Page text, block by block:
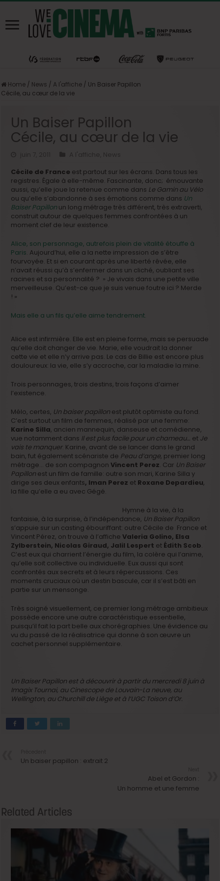
Home / News / A l'affiche / Un Baiser Papillon
Cécile, au cœur de la vie
Un Baiser Papillon
Cécile, au cœur de la vie
A l'affiche News
Cécile de France est partout sur les écrans. Dans tous les
registres. Égale à elle-même. Fascinante, donc; émouvante
aussi, qu’elle joue la retenue comme dans Le Gamin au Vélo
ou qu’elle s’abandonne à ses émotions comme dans Un
Baiser Papillonun long métrage très différent, très extraverti,
construit autour de quelques femmes confrontées à un
moment clef de leur existence.
Alice, son personnage, autrefois plein de vitalité étouffe à
Paris. Aujourd’hui, elle a la nette impression de s’être
fourvoyée. Et si en courant après une liberté rêvée, elle
n’avait réussi qu’à s’enfermer dans un cliché, oubliant ses
racines et sa personnalité ? » Je vivais dans une petite ville
merveilleuse. Qu’est-ce que je suis venue foutre ici ? Merde
! »
Mais elle a un fils qu’elle aime tendrement.
Alice est infirmière. Elle est en pleine forme, mais se persuade
qu’elle doit changer de vie. Marie, elle voudrait la donner
cette vie et elle n’y arrive pas. Le cas de Billie est encore plus
douloureux: la vie, elle s’y accroche, car la maladie la mine.
Trois personnages, trois destins, trois façons d’aimer
l’existence.
Mélo, certes, Un baiser papillon est plutôt optimiste au fond.
C’est surtout un film de femmes, réalisé par une femme:
Karine Silla, ancien mannequin, danseuse et comédienne,
vue notamment dans Il est plus facile pour un chameau… et Je
vais te manquer. Karine, avant de se lancer dans le grand
bain, fut également scénariste de Peau d’ange, premier long
métrage… de son compagnonVincent Perez. Car Un Baiser
Papillon est un film de famille: outre son mari, Karine Silla y
dirige ses deux enfants, Iman Perez et Roxane Depardieu,
la fille qu’elle a eu avec Gégé.
Hymne à la vie, à la
fantaisie, à la surprise, à l’indépendance, Un Baiser Papillon
s’appuie sur un casting ébouriffant: outre Cécile de France et
Vincent Pérez, on trouve à l’afficheValeria Golino, Elsa
Zylberstein, Nicolas Giraud, Jalil Lespert et Édith Scob.
C’est eux qui charrient l’énergie du film, la colère qui l’anime,
qu’elle soit collective ou individuelle. Eux aussi qui sont
confrontés aux secrets et à leurs répercussions. Ces
moments cruciaux où un destin bascule, car il s’est bâti en
partie sur un mensonge.
Très soigné visuellement, ce premier long métrage ambitieux
possède encore une autre caractéristique essentielle,
puisqu’il fait la part belle aux chorégraphies. Une évidence au
vu du passé de la réalisatrice qui donne à son œuvre un
cachet personnel supplémentaire.
Un Baiser Papillon est à découvrir à partir du mercredi 8 juin à
Imagix Tournai, au Cinescope de Louvain-La neuve, au
Wellington, au Churchill de Liège et à l’UGC Toison d’Or.
Un baiser papillon : extrait 2
Abel et Gordon :
Un homme et une femme
Related Articles